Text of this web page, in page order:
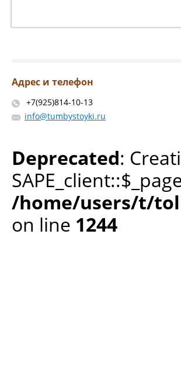
Адрес и телефон
+7(925)814-10-13
info@tumbystoyki.ru
Deprecated:
/home/users/t/
on line 1244